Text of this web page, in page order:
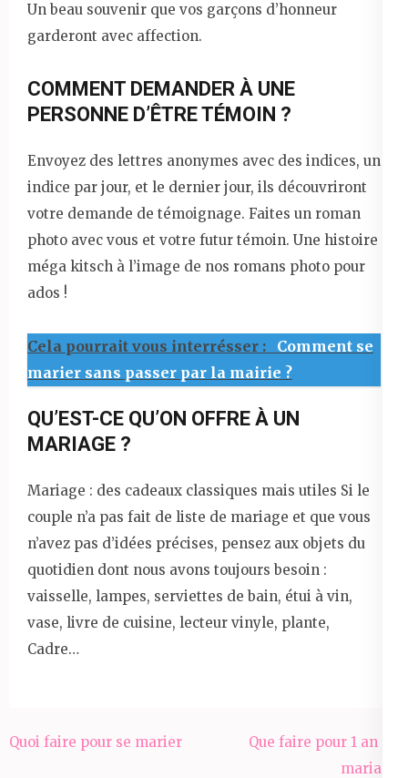
Un beau souvenir que vos garçons d’honneur
garderont avec affection.
COMMENT DEMANDER À UNE
PERSONNE D’ÊTRE TÉMOIN ?
Envoyez des lettres anonymes avec des indices, un
indice par jour, et le dernier jour, ils découvriront
votre demande de témoignage. Faites un roman
photo avec vous et votre futur témoin. Une histoire
méga kitsch à l’image de nos romans photo pour
ados !
Cela pourrait vous interrésser :
Comment se
marier sans passer par la mairie ?
QU’EST-CE QU’ON OFFRE À UN
MARIAGE ?
Mariage : des cadeaux classiques mais utiles Si le
couple n’a pas fait de liste de mariage et que vous
n’avez pas d’idées précises, pensez aux objets du
quotidien dont nous avons toujours besoin :
vaisselle, lampes, serviettes de bain, étui à vin,
vase, livre de cuisine, lecteur vinyle, plante,
Cadre…
Navigation
Quoi faire pour se marier
Que faire pour 1 an de
mariage